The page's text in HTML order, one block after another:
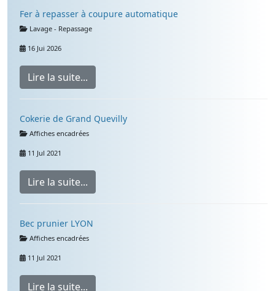
Fer à repasser à coupure automatique
Détails
Lavage - Repassage
16 Jui 2026
Lire la suite...
Cokerie de Grand Quevilly
Détails
Affiches encadrées
11 Jul 2021
Lire la suite...
Bec prunier LYON
Détails
Affiches encadrées
11 Jul 2021
Lire la suite...